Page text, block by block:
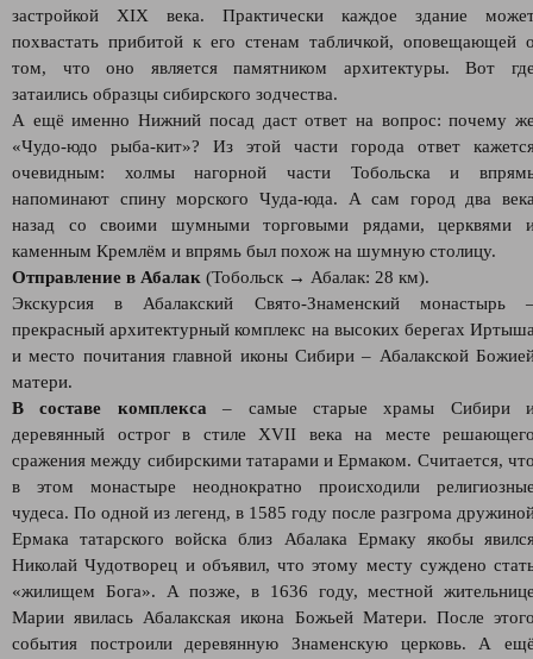
застройкой XIX века. Практически каждое здание
похвастать прибитой к его стенам табличкой, оповещающей
том, что оно является памятником архитектуры. Вот
затаились образцы сибирского зодчества.
А ещё именно Нижний посад даст ответ на вопрос: почему
«Чудо-юдо рыба-кит»? Из этой части города ответ
очевидным: холмы нагорной части Тобольска и
напоминают спину морского Чуда-юда. А сам город два
назад со своими шумными торговыми рядами, церквями
каменным Кремлём и впрямь был похож на шумную столицу.
Отправление в Абалак (Тобольск → Абалак: 28 км).
Экскурсия в Абалакский Свято-Знаменский монастырь
прекрасный архитектурный комплекс на высоких берегах
и место почитания главной иконы Сибири – Абалакской
матери.
В составе комплекса – самые старые храмы Сибири
деревянный острог в стиле XVII века на месте
сражения между сибирскими татарами и Ермаком. Считается,
в этом монастыре неоднократно происходили
чудеса. По одной из легенд, в 1585 году после разгрома
Ермака татарского войска близ Абалака Ермаку якобы
Николай Чудотворец и объявил, что этому месту суждено
«жилищем Бога». А позже, в 1636 году, местной
Марии явилась Абалакская икона Божьей Матери. После
события построили деревянную Знаменскую церковь. А